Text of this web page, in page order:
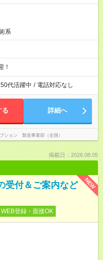
系
！
代活躍中 / 電話対応なし
る 詳細へ
ション 製造事業部（全国）
掲載日：2026.08.05
NEW
受付＆ご案内など
WEB登録・面接OK